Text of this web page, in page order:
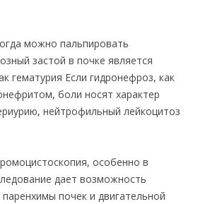
можно пальпировать
застой в почке является
гематурия Если гидронефроз, как
боли носят характер
нейтрофильный лейкоцитоз
особенно в
дает возможность
почек и двигательной